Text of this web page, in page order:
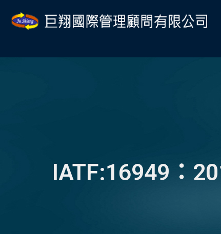
IATF:16949：
navigation